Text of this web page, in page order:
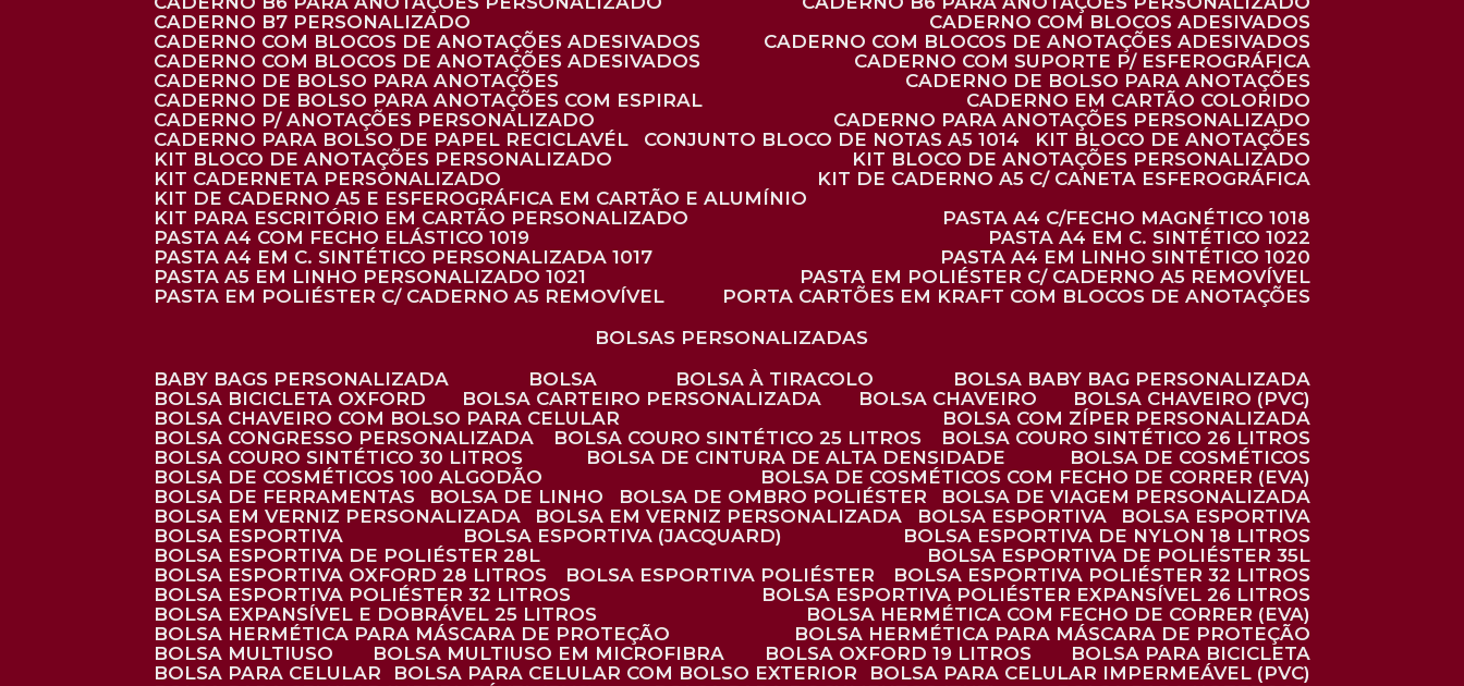
CADERNO B7 PERSONALIZADO
CADERNO COM BLOCOS ADESIVADOS
CADERNO COM BLOCOS DE ANOTAÇÕES ADESIVADOS
CADERNO COM BLOCOS DE ANOTAÇÕES ADESIVADOS
CADERNO COM BLOCOS DE ANOTAÇÕES ADESIVADOS
CADERNO COM SUPORTE P/ ESFEROGRÁFICA
CADERNO DE BOLSO PARA ANOTAÇÕES
CADERNO DE BOLSO PARA ANOTAÇÕES
CADERNO DE BOLSO PARA ANOTAÇÕES COM ESPIRAL
CADERNO EM CARTÃO COLORIDO
CADERNO P/ ANOTAÇÕES PERSONALIZADO
CADERNO PARA ANOTAÇÕES PERSONALIZADO
CADERNO PARA BOLSO DE PAPEL RECICLAVÉL
CONJUNTO BLOCO DE NOTAS A5 1014
KIT BLOCO DE ANOTAÇÕES
KIT BLOCO DE ANOTAÇÕES PERSONALIZADO
KIT BLOCO DE ANOTAÇÕES PERSONALIZADO
KIT CADERNETA PERSONALIZADO
KIT DE CADERNO A5 C/ CANETA ESFEROGRÁFICA
KIT DE CADERNO A5 E ESFEROGRÁFICA EM CARTÃO E ALUMÍNIO
KIT PARA ESCRITÓRIO EM CARTÃO PERSONALIZADO
PASTA A4 C/FECHO MAGNÉTICO 1018
PASTA A4 COM FECHO ELÁSTICO 1019
PASTA A4 EM C. SINTÉTICO 1022
PASTA A4 EM C. SINTÉTICO PERSONALIZADA 1017
PASTA A4 EM LINHO SINTÉTICO 1020
PASTA A5 EM LINHO PERSONALIZADO 1021
PASTA EM POLIÉSTER C/ CADERNO A5 REMOVÍVEL
PASTA EM POLIÉSTER C/ CADERNO A5 REMOVÍVEL
PORTA CARTÕES EM KRAFT COM BLOCOS DE ANOTAÇÕES
BOLSAS PERSONALIZADAS
BABY BAGS PERSONALIZADA
BOLSA BOLSA À TIRACOLO
BOLSA BABY BAG PERSONALIZADA
BOLSA BICICLETA OXFORD
BOLSA CARTEIRO PERSONALIZADA BOLSA CHAVEIRO
BOLSA CHAVEIRO (PVC)
BOLSA CHAVEIRO COM BOLSO PARA CELULAR
BOLSA COM ZÍPER PERSONALIZADA
BOLSA CONGRESSO PERSONALIZADA
BOLSA COURO SINTÉTICO 25 LITROS
BOLSA COURO SINTÉTICO 26 LITROS
BOLSA COURO SINTÉTICO 30 LITROS
BOLSA DE CINTURA DE ALTA DENSIDADE
BOLSA DE COSMÉTICOS
BOLSA DE COSMÉTICOS 100 ALGODÃO
BOLSA DE COSMÉTICOS COM FECHO DE CORRER (EVA)
BOLSA DE FERRAMENTAS
BOLSA DE LINHO BOLSA DE OMBRO POLIÉSTER
BOLSA DE VIAGEM PERSONALIZADA
BOLSA EM VERNIZ PERSONALIZADA
BOLSA EM VERNIZ PERSONALIZADA BOLSA ESPORTIVA
BOLSA ESPORTIVA
BOLSA ESPORTIVA
BOLSA ESPORTIVA (JACQUARD)
BOLSA ESPORTIVA DE NYLON 18 LITROS
BOLSA ESPORTIVA DE POLIÉSTER 28L
BOLSA ESPORTIVA DE POLIÉSTER 35L
BOLSA ESPORTIVA OXFORD 28 LITROS
BOLSA ESPORTIVA POLIÉSTER
BOLSA ESPORTIVA POLIÉSTER 32 LITROS
BOLSA ESPORTIVA POLIÉSTER 32 LITROS
BOLSA ESPORTIVA POLIÉSTER EXPANSÍVEL 26 LITROS
BOLSA EXPANSÍVEL E DOBRÁVEL 25 LITROS
BOLSA HERMÉTICA COM FECHO DE CORRER (EVA)
BOLSA HERMÉTICA PARA MÁSCARA DE PROTEÇÃO
BOLSA HERMÉTICA PARA MÁSCARA DE PROTEÇÃO
BOLSA MULTIUSO
BOLSA MULTIUSO EM MICROFIBRA BOLSA OXFORD 19 LITROS
BOLSA PARA BICICLETA
BOLSA PARA CELULAR
BOLSA PARA CELULAR COM BOLSO EXTERIOR
BOLSA PARA CELULAR IMPERMEÁVEL (PVC)